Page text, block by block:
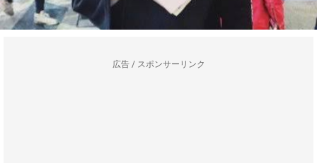
広告 / スポンサーリンク